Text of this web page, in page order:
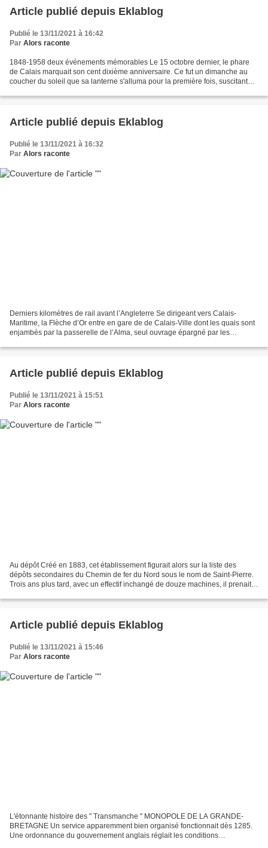
Article publié depuis Eklablog
Publié le 13/11/2021 à 16:42
Par Alors raconte
1848-1958 deux événements mémorables Le 15 octobre dernier, le phare
de Calais marquait son cent dixième anniversaire. Ce fut un dimanche au
coucher du soleil que sa lanterne s'alluma pour la première fois, suscitant
Article publié depuis Eklablog
Publié le 13/11/2021 à 16:32
Par Alors raconte
Derniers kilomètres de rail avant l’Angleterre Se dirigeant vers Calais-
Maritime, la Flèche d’Or entre en gare de de Calais-Ville dont les quais sont
enjambés par la passerelle de l’Alma, seul ouvrage épargné par les
Article publié depuis Eklablog
Publié le 13/11/2021 à 15:51
Par Alors raconte
Au dépôt Créé en 1883, cet établissement figurait alors sur la liste des
dépôts secondaires du Chemin de fer du Nord sous le nom de Saint-Pierre.
Trois ans plus tard, avec un effectif inchangé de douze machines, il prenait
Article publié depuis Eklablog
Publié le 13/11/2021 à 15:46
Par Alors raconte
L'étonnante histoire des " Transmanche " MONOPOLE DE LA GRANDE-
BRETAGNE Un service apparemment bien organisé fonctionnait dès 1285.
Une ordonnance du gouvernement anglais réglait les conditions